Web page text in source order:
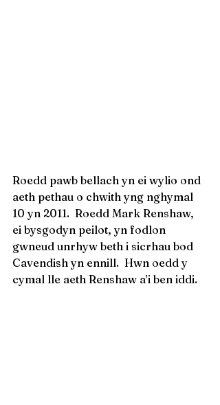
Roedd pawb bellach yn ei wylio ond
aeth pethau o chwith yng nghymal
10 yn 2011.  Roedd Mark Renshaw,
ei bysgodyn peilot, yn fodlon
gwneud unrhyw beth i sicrhau bod
Cavendish yn ennill.  Hwn oedd y
cymal lle aeth Renshaw a’i ben iddi.